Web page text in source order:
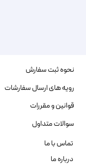
نحوه ثبت سفارش
رویه های ارسال سفارشات
قوانین و مقررات
سوالات متداول
تماس با ما
درباره ما